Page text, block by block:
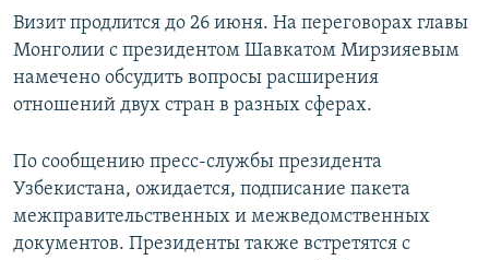
Визит продлится до 26 июня. На переговорах главы
Монголии с президентом Шавкатом Мирзияевым
намечено обсудить вопросы расширения
отношений двух стран в разных сферах.
По сообщению пресс-службы президента
Узбекистана, ожидается, подписание пакета
межправительственных и межведомственных
документов. Президенты также встретятся с